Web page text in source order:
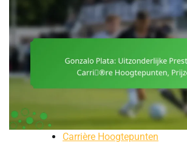
Carrière Hoogtepunten